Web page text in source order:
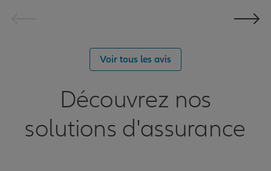
Voir tous les avis
Découvrez nos
solutions d'assurance